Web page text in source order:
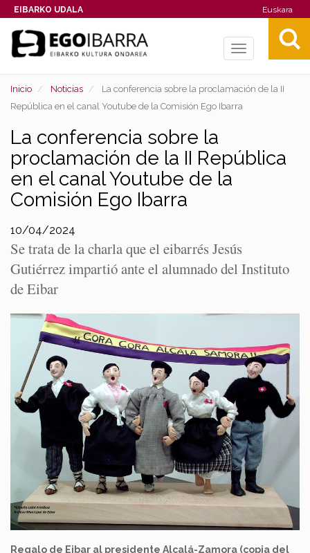
EIBARKO UDALA Euskara
Toggle
Inicio Noticias
La conferencia sobre la proclamación de la II
República en el canal Youtube de la Comisión Ego Ibarra
La conferencia sobre la
proclamación de la II República
en el canal Youtube de la
Comisión Ego Ibarra
10/04/2024
Se trata de la charla que el eibarrés Jesús
Gutiérrez impartió ante el alumnado del Instituto
de Eibar
Regalo de Eibar al presidente Alcalá-Zamora (copia del